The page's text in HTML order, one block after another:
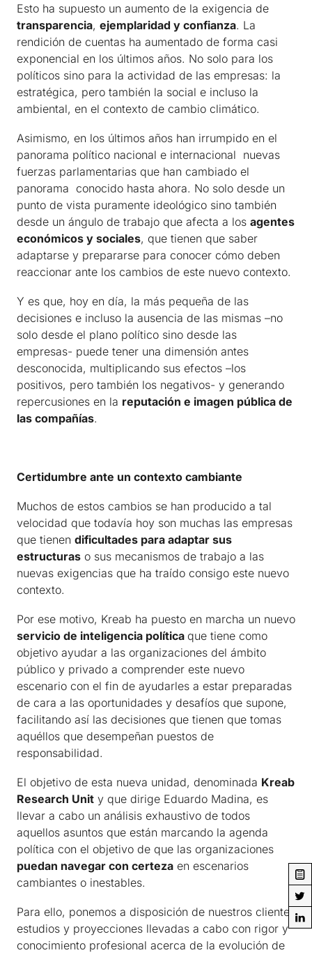
Esto ha supuesto un aumento de la exigencia de
transparencia, ejemplaridad y confianza. La
rendición de cuentas ha aumentado de forma casi
exponencial en los últimos años. No solo para los
políticos sino para la actividad de las empresas: la
estratégica, pero también la social e incluso la
ambiental, en el contexto de cambio climático.
Asimismo, en los últimos años han irrumpido en el
panorama político nacional e internacional nuevas
fuerzas parlamentarias que han cambiado el
panorama conocido hasta ahora. No solo desde un
punto de vista puramente ideológico sino también
desde un ángulo de trabajo que afecta a los agentes
económicos y sociales, que tienen que saber
adaptarse y prepararse para conocer cómo deben
reaccionar ante los cambios de este nuevo contexto.
Y es que, hoy en día, la más pequeña de las
decisiones e incluso la ausencia de las mismas –no
solo desde el plano político sino desde las
empresas- puede tener una dimensión antes
desconocida, multiplicando sus efectos –los
positivos, pero también los negativos- y generando
repercusiones en la reputación e imagen pública de
las compañías.
Certidumbre ante un contexto cambiante
Muchos de estos cambios se han producido a tal
velocidad que todavía hoy son muchas las empresas
que tienen dificultades para adaptar sus
estructuras o sus mecanismos de trabajo a las
nuevas exigencias que ha traído consigo este nuevo
contexto.
Por ese motivo, Kreab ha puesto en marcha un nuevo
servicio de inteligencia política que tiene como
objetivo ayudar a las organizaciones del ámbito
público y privado a comprender este nuevo
escenario con el fin de ayudarles a estar preparadas
de cara a las oportunidades y desafíos que supone,
facilitando así las decisiones que tienen que tomas
aquéllos que desempeñan puestos de
responsabilidad.
El objetivo de esta nueva unidad, denominada Kreab
Research Unit y que dirige Eduardo Madina, es
llevar a cabo un análisis exhaustivo de todos
aquellos asuntos que están marcando la agenda
política con el objetivo de que las organizaciones
puedan navegar con certeza en escenarios
cambiantes o inestables.
Para ello, ponemos a disposición de nuestros clientes
estudios y proyecciones llevadas a cabo con rigor y
conocimiento profesional acerca de la evolución de